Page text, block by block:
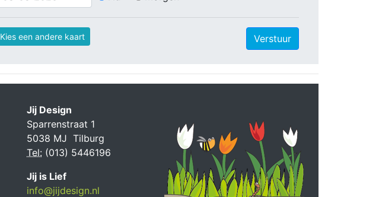
Kies een andere kaart Verstuur
Jij Design
Sparrenstraat 1
5038 MJ Tilburg
Tel: (013) 5446196
Jij is Lief
info@jijdesign.nl